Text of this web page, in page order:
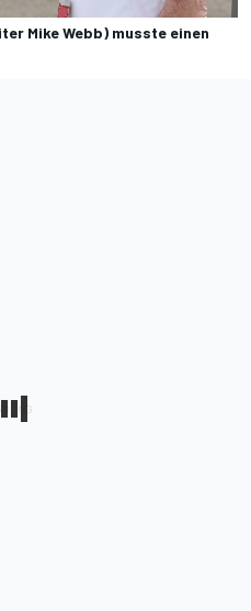
Mike Webb) musste einen